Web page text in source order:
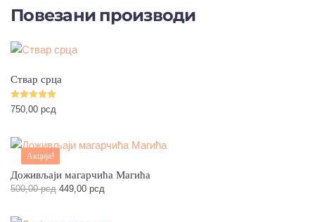
Повезани производи
Ствар срца
750,00 рсд
Акција!
Доживљаји магарчића Магића
500,00рсд Оригинална
449,00 рсд